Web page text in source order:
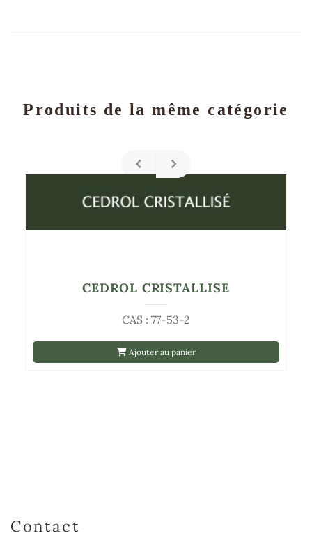
Produits de la même catégorie
Ajouter au panier
CAS : 77-53-2
CEDROL CRISTALLISE
Contact